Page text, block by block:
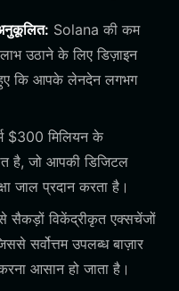
Solana की कम
उठाने के लिए डिज़ाइन
हुए कि आपके लेनदेन लगभग
$300 मिलियन के
है, जो आपकी डिजिटल
जाल प्रदान करता है।
सैकड़ों विकेंद्रीकृत एक्सचेंजों
सर्वोत्तम उपलब्ध बाज़ार
आसान हो जाता है।